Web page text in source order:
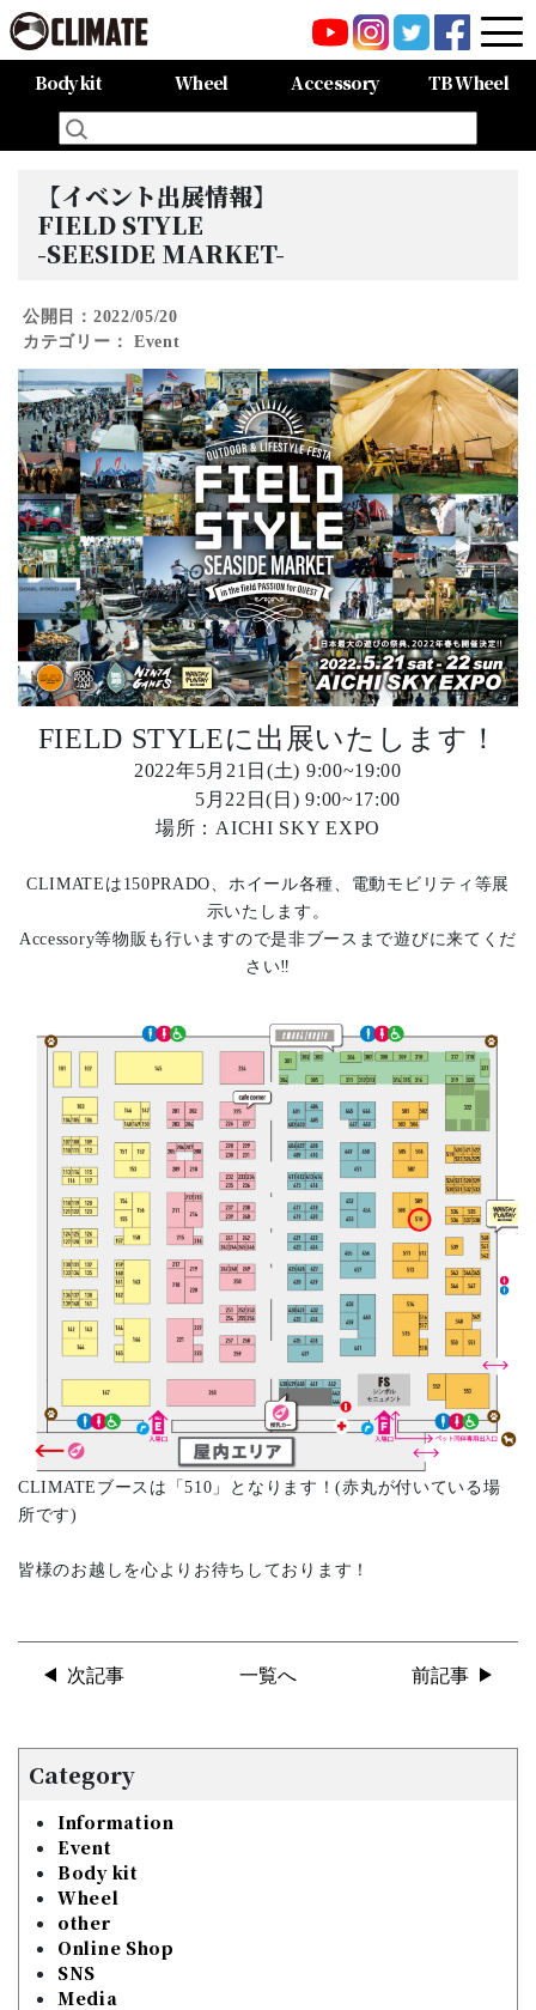
Body kit
All Items
80HARRIER-Balena-
MAZDA CX-8 -Balena-
MAZDA CX-5 -Balena-
LAND CRUISER 150PRADO
LAND CRUISER 200
60HARRIER(Late Term)
60HARRIER(First Term)
50PRIUS
LEXUS NX300 F-SPORT
LEXUS LX570
Wheel
All Items
CARGO PRO/カーゴプロ
GAISEN/凱旋
HOUOH/鳳凰
DEVGRU
ALIA LM-r
ALIA M-5
ALIA S-5
SWATT
BurjAL【Forged】
TEJAS【Forged】
Accessory TB Wheel
【イベント出展情報】
FIELD STYLE
-SEESIDE MARKET-
公開日：2022/05/20
カテゴリー：
Event
FIELD STYLEに出展いたします！
2022年5月21日(土) 9:00~19:00
5月22日(日) 9:00~17:00
場所：AICHI SKY EXPO
CLIMATEは150PRADO、ホイール各種、電動モビリティ等展
示いたします。
Accessory等物販も行いますので是非ブースまで遊びに来てくだ
さい‼
CLIMATEブースは「510」となります！(赤丸が付いている場
所です)
皆様のお越しを心よりお待ちしております！
次記事 一覧へ 前記事
Category
Information
Event
Body kit
Wheel
other
Online Shop
SNS
Media